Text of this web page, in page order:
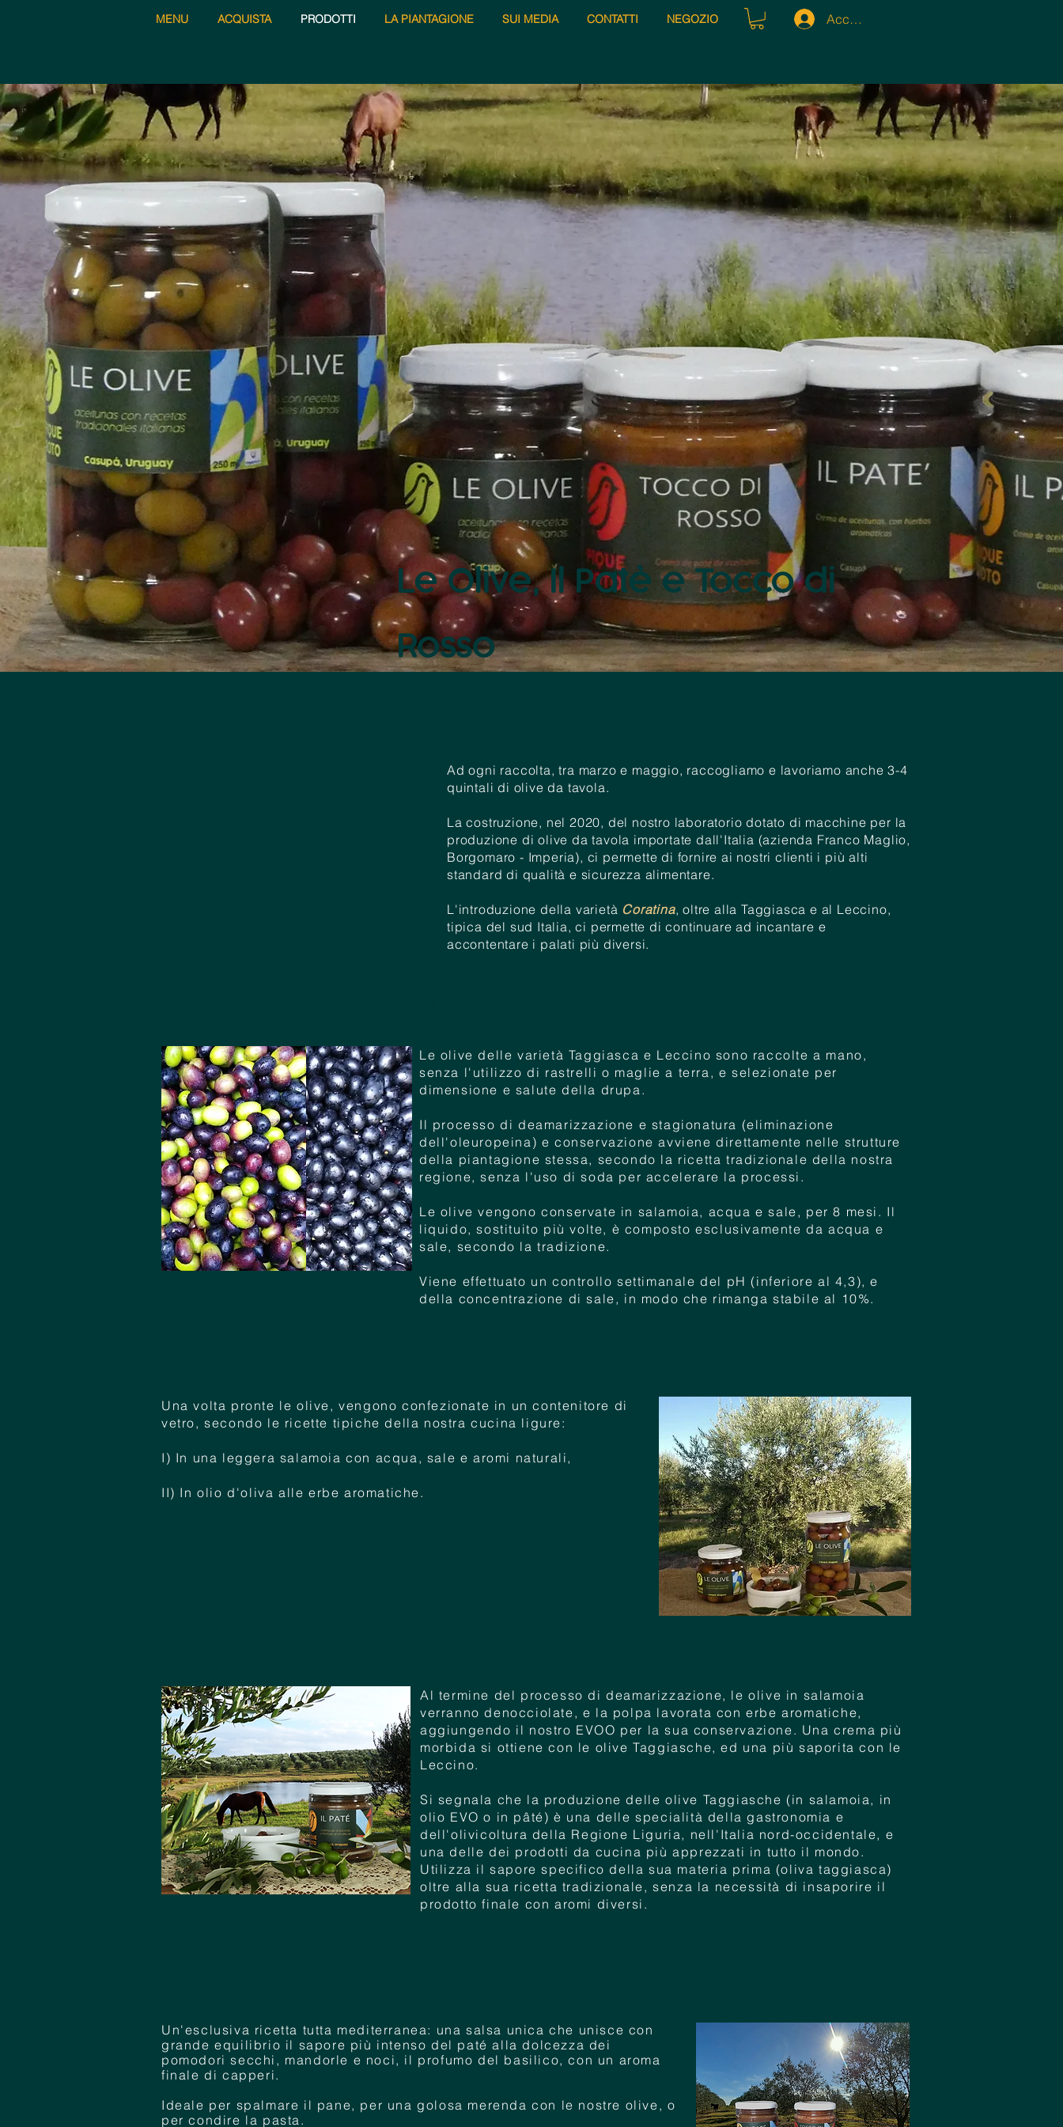
MENU ACQUISTA PRODOTTI LA PIANTAGIONE SUI MEDIA CONTATTI NEGOZIO Accedi
Le Olive, Il Patè e Tocco di
Rosso
Ad ogni raccolta, tra marzo e maggio, raccogliamo e lavoriamo anche 3-4
quintali di olive da tavola.
La costruzione, nel 2020, del nostro laboratorio dotato di macchine per la
produzione di olive da tavola importate dall'Italia (azienda Franco Maglio,
Borgomaro - Imperia), ci permette di fornire ai nostri clienti i più alti
standard di qualità e sicurezza alimentare.
L'introduzione della varietà Coratina, oltre alla Taggiasca e al Leccino,
tipica del sud Italia, ci permette di continuare ad incantare e
accontentare i palati più diversi.
Le olive delle varietà Taggiasca e Leccino sono raccolte a mano,
senza l'utilizzo di rastrelli o maglie a terra, e selezionate per
dimensione e salute della drupa.
​Il processo di deamarizzazione e stagionatura (eliminazione
dell'oleuropeina) e conservazione avviene direttamente nelle strutture
della piantagione stessa, secondo la ricetta tradizionale della nostra
regione, senza l'uso di soda per accelerare la processi.
Le olive vengono conservate in salamoia, acqua e sale, per 8 mesi. Il
liquido, sostituito più volte, è composto esclusivamente da acqua e
sale, secondo la tradizione.
Viene effettuato un controllo settimanale del pH (inferiore al 4,3), e
della concentrazione di sale, in modo che rimanga stabile al 10%.
Una volta pronte le olive, vengono confezionate in un contenitore di
vetro, secondo le ricette tipiche della nostra cucina ligure:
I) In una leggera salamoia con acqua, sale e aromi naturali,
II) In olio d'oliva alle erbe aromatiche.
Al termine del processo di deamarizzazione, le olive in salamoia
verranno denocciolate, e la polpa lavorata con erbe aromatiche,
aggiungendo il nostro EVOO per la sua conservazione. Una crema più
morbida si ottiene con le olive Taggiasche, ed una più saporita con le
Leccino.
​Si segnala che la produzione delle olive Taggiasche (in salamoia, in
olio EVO o in pâté) è una delle specialità della gastronomia e
dell'olivicoltura della Regione Liguria, nell'Italia nord-occidentale, e
una delle dei prodotti da cucina più apprezzati in tutto il mondo.
Utilizza il sapore specifico della sua materia prima (oliva taggiasca)
oltre alla sua ricetta tradizionale, senza la necessità di insaporire il
prodotto finale con aromi diversi.
Un'esclusiva ricetta tutta mediterranea: una salsa unica che unisce con
grande equilibrio il sapore più intenso del paté alla dolcezza dei
pomodori secchi, mandorle e noci, il profumo del basilico, con un aroma
finale di capperi.
Ideale per spalmare il pane, per una golosa merenda con le nostre olive, o
per condire la pasta.